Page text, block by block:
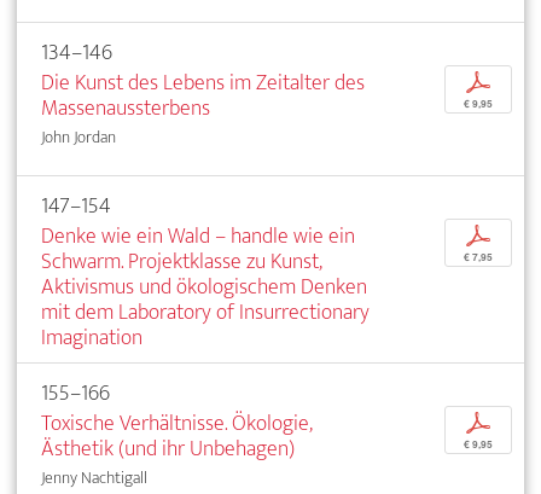
134–146
Die Kunst des Lebens im Zeitalter des
Massenaussterbens
John Jordan
p
€ 9,95
147–154
Denke wie ein Wald – handle wie ein
Schwarm. Projektklasse zu Kunst,
Aktivismus und ökologischem Denken
mit dem Laboratory of Insurrectionary
Imagination
p
€ 7,95
155–166
Toxische Verhältnisse. Ökologie,
Ästhetik (und ihr Unbehagen)
Jenny Nachtigall
p
€ 9,95